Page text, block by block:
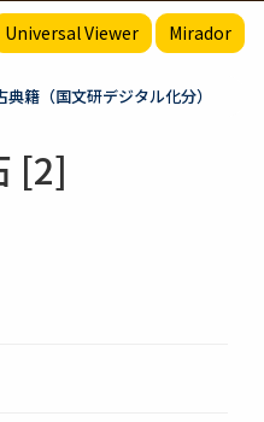
Universal Viewer Mirador
籍（国文研デジタル化分）
[2]